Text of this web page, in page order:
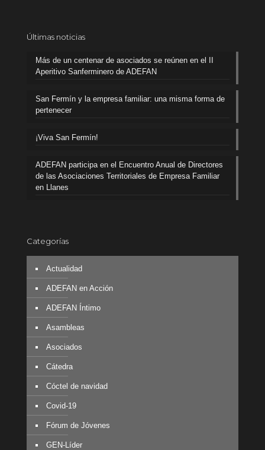
Últimas noticias
Más de un centenar de asociados se reúnen en el II
Aperitivo Sanferminero de ADEFAN
San Fermín y la empresa familiar: una misma forma de
pertenecer
¡Viva San Fermín!
ADEFAN participa en el Encuentro Anual de Directores
de las Asociaciones Territoriales de Empresa Familiar
en Llanes
Categorías
Actualidad
ADEFAN en Acción
ADEFAN Íntimo
Asambleas
Asociados
Cátedra
Cóctel de navidad
Covid-19
Fórum de Jóvenes
GEN-Líder